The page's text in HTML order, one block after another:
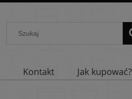
Kontakt Jak kupować?